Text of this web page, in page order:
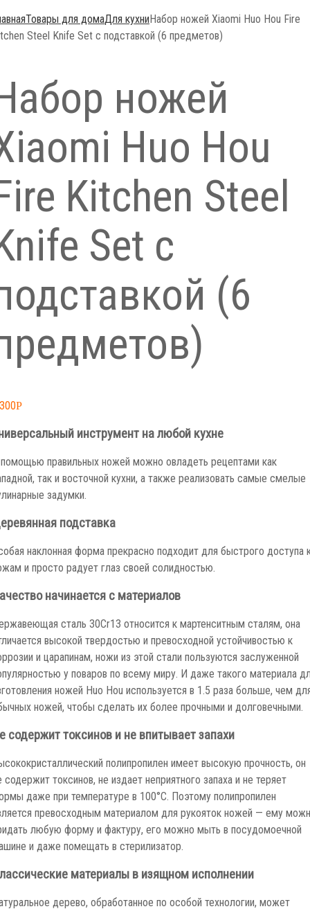
Товары для домаДля кухниНабор ножей Xiaomi Huo Hou Fire
Steel Knife Set с подставкой (6 предметов)
ножей
Huo Hou
Kitchen Steel
Set с
(6
Р
инструмент на любой кухне
правильных ножей можно овладеть рецептами как
так и восточной кухни, а также реализовать самые смелые
задумки.
подставка
наклонная форма прекрасно подходит для быстрого доступа
и просто радует глаз своей солидностью.
начинается с материалов
сталь 30Cr13 относится к мартенситным сталям, она
высокой твердостью и превосходной устойчивостью к
и царапинам, ножи из этой стали пользуются заслуженной
у поваров по всему миру. И даже такого материала
ножей Huo Hou используется в 1.5 раза больше, чем
ножей, чтобы сделать их более прочными и долговечными.
содержит токсинов и не впитывает запахи
полипропилен имеет высокую прочность, он
содержит токсинов, не издает неприятного запаха и не теряет
даже при температуре в 100°С. Поэтому полипропилен
превосходным материалом для рукояток ножей — ему
любую форму и фактуру, его можно мыть в посудомоечной
и даже помещать в стерилизатор.
материалы в изящном исполнении
дерево, обработанное по особой технологии, может